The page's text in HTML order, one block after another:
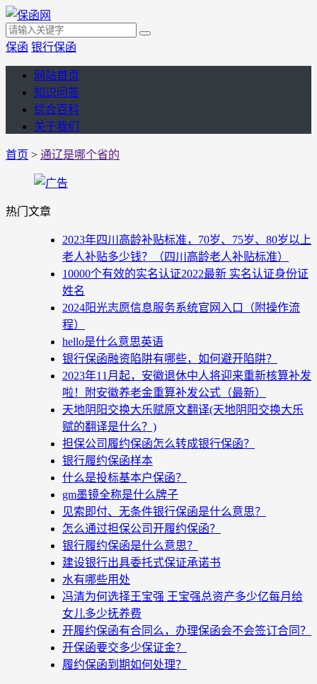
保函 银行保函
网站首页
知识问答
综合百科
关于我们
首页 > 通辽是哪个省的
热门文章
2023年四川高龄补贴标准，70岁、75岁、80岁以上
老人补贴多少钱？（四川高龄老人补贴标准）
10000个有效的实名认证2022最新 实名认证身份证
姓名
2024阳光志愿信息服务系统官网入口（附操作流
程）
hello是什么意思英语
银行保函融资陷阱有哪些，如何避开陷阱？
2023年11月起，安徽退休中人将迎来重新核算补发
啦！附安徽养老金重算补发公式（最新）
天地阴阳交换大乐赋原文翻译(天地阴阳交换大乐
赋的翻译是什么？)
担保公司履约保函怎么转成银行保函？
银行履约保函样本
什么是投标基本户保函？
gm墨镜全称是什么牌子
见索即付、无条件银行保函是什么意思？
怎么通过担保公司开履约保函？
银行履约保函是什么意思？
建设银行出具委托式保证承诺书
水有哪些用处
冯清为何选择王宝强 王宝强总资产多少亿每月给
女儿多少抚养费
开履约保函有合同么，办理保函会不会签订合同？
开保函要交多少保证金？
履约保函到期如何处理？